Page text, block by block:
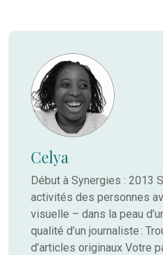
Celya
Début à Synergies : 2013
activités des personnes
visuelle – dans la peau
qualité d’un journaliste :
d’articles originaux Votre